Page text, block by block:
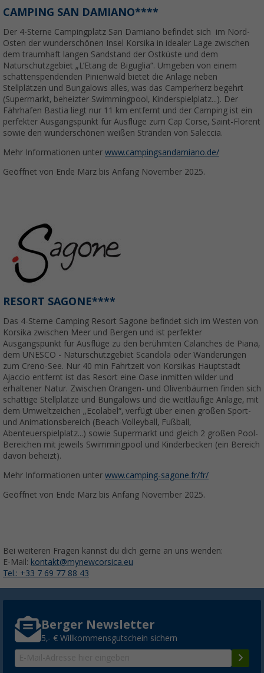
CAMPING SAN DAMIANO****
Der 4-Sterne Campingplatz San Damiano befindet sich im Nord-
Osten der wunderschönen Insel Korsika in idealer Lage zwischen
dem traumhaft langen Sandstand der Ostküste und dem
Naturschutzgebiet „L’Etang de Biguglia“. Umgeben von einem
schattenspendenden Pinienwald bietet die Anlage neben
Stellplätzen und Bungalows alles, was das Camperherz begehrt
(Supermarkt, beheizter Swimmingpool, Kinderspielplatz...). Der
Fährhafen Bastia liegt nur 11 km entfernt und der Camping ist ein
perfekter Ausgangspunkt für Ausflüge zum Cap Corse, Saint-Florent
sowie den wunderschönen weißen Stränden von Saleccia.
Mehr Informationen unter www.campingsandamiano.de/
Geöffnet von Ende März bis Anfang November 2025.
RESORT SAGONE****
Das 4-Sterne Camping Resort Sagone befindet sich im Westen von
Korsika zwischen Meer und Bergen und ist perfekter
Ausgangspunkt für Ausflüge zu den berühmten Calanches de Piana,
dem UNESCO - Naturschutzgebiet Scandola oder Wanderungen
zum Creno-See. Nur 40 min Fahrtzeit von Korsikas Hauptstadt
Ajaccio entfernt ist das Resort eine Oase inmitten wilder und
erhaltener Natur. Zwischen Orangen- und Olivenbäumen finden sich
schattige Stellplätze und Bungalows und die weitläufige Anlage, mit
dem Umweltzeichen „Ecolabel“, verfügt über einen großen Sport-
und Animationsbereich (Beach-Volleyball, Fußball,
Abenteuerspielplatz...) sowie Supermarkt und gleich 2 großen Pool-
Bereichen mit jeweils Swimmingpool und Kinderbecken (ein Bereich
davon beheizt).
Mehr Informationen unter www.camping-sagone.fr/fr/
Geöffnet von Ende März bis Anfang November 2025.
Bei weiteren Fragen kannst du dich gerne an uns wenden:
E-Mail: kontakt@mynewcorsica.eu
Tel.: +33 7 69 77 88 43
Berger Newsletter
5,- € Willkommensgutschein sichern